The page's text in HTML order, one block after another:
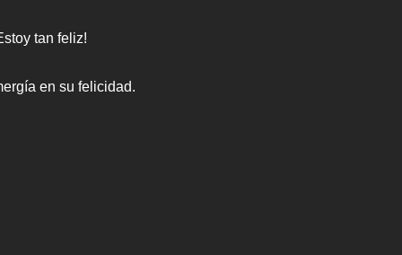
tan feliz!
en su felicidad.